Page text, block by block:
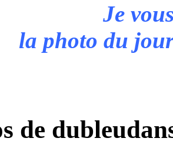
Je
la photo du
de